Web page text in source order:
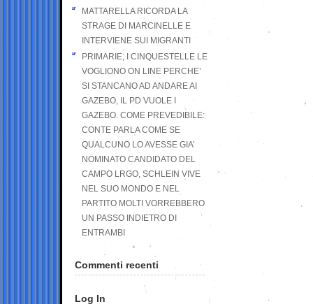
MATTARELLA RICORDA LA
STRAGE DI MARCINELLE E
INTERVIENE SUI MIGRANTI
PRIMARIE; I CINQUESTELLE LE
VOGLIONO ON LINE PERCHE’
SI STANCANO AD ANDARE AI
GAZEBO, IL PD VUOLE I
GAZEBO. COME PREVEDIBILE:
CONTE PARLA COME SE
QUALCUNO LO AVESSE GIA’
NOMINATO CANDIDATO DEL
CAMPO LRGO, SCHLEIN VIVE
NEL SUO MONDO E NEL
PARTITO MOLTI VORREBBERO
UN PASSO INDIETRO DI
ENTRAMBI
Commenti recenti
Log In